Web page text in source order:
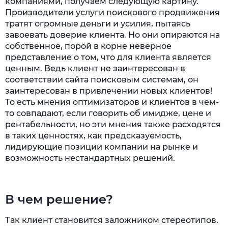
Производители услуги поискового продвижения
тратят огромные деньги и усилия, пытаясь
завоевать доверие клиента. Но они опираются на
собственное, порой в корне неверное
представление о том, что для клиента является
ценным. Ведь клиент не заинтересован в
соответствии сайта поисковым системам, он
заинтересован в привлечении новых клиентов!
То есть мнения оптимизаторов и клиентов в чем-
то совпадают, если говорить об имидже, цене и
рентабельности, но эти мнения также расходятся
в таких ценностях, как предсказуемость,
лидирующие позиции компании на рынке и
возможность нестандартных решений.
В чем решение?
Так клиент становится заложником стереотипов.